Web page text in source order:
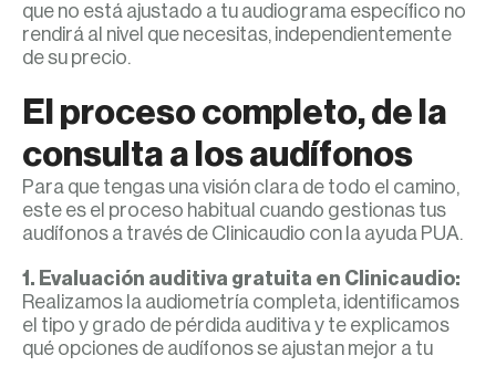
que no está ajustado a tu audiograma específico no
rendirá al nivel que necesitas, independientemente
de su precio.
El proceso completo, de la
consulta a los audífonos
Para que tengas una visión clara de todo el camino,
este es el proceso habitual cuando gestionas tus
audífonos a través de Clinicaudio con la ayuda PUA.
1. Evaluación auditiva gratuita en Clinicaudio:
Realizamos la audiometría completa, identificamos
el tipo y grado de pérdida auditiva y te explicamos
qué opciones de audífonos se ajustan mejor a tu